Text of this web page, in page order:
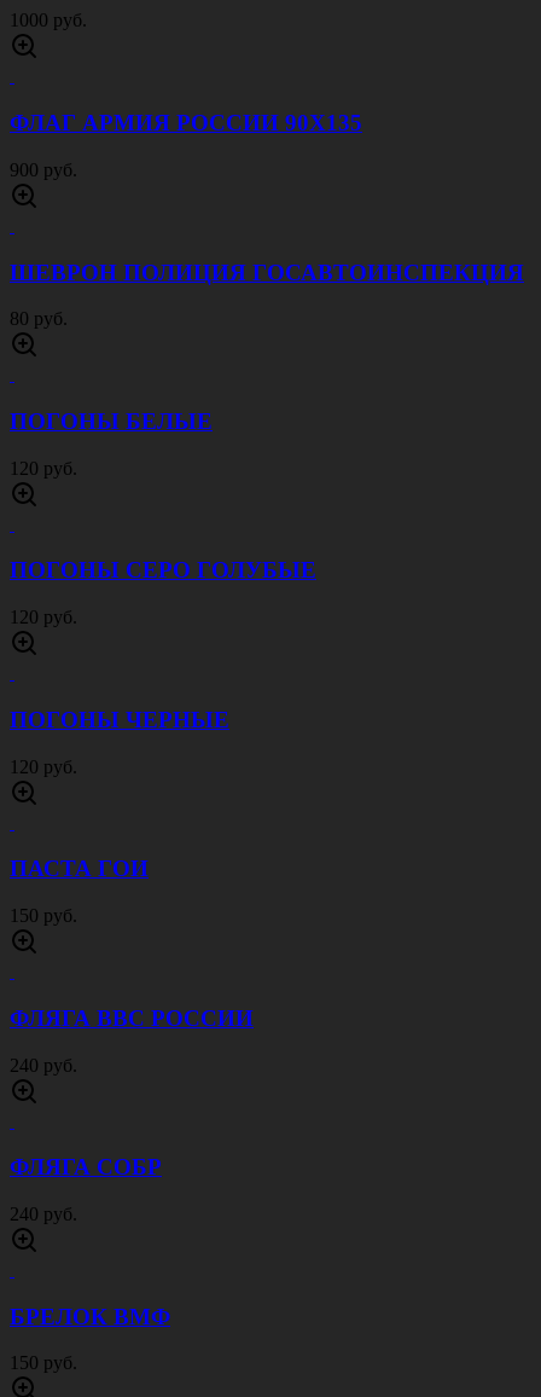
1000 руб.
ФЛАГ АРМИЯ РОССИИ 90Х135
900 руб.
ШЕВРОН ПОЛИЦИЯ ГОСАВТОИНСПЕКЦИЯ
80 руб.
ПОГОНЫ БЕЛЫЕ
120 руб.
ПОГОНЫ СЕРО ГОЛУБЫЕ
120 руб.
ПОГОНЫ ЧЕРНЫЕ
120 руб.
ПАСТА ГОИ
150 руб.
ФЛЯГА ВВС РОССИИ
240 руб.
ФЛЯГА СОБР
240 руб.
БРЕЛОК ВМФ
150 руб.